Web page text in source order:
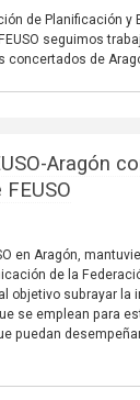
de Planificación y
seguimos
concertados de
Aragón
en Aragón,
de la
objetivo subrayar la
se emplean para
puedan